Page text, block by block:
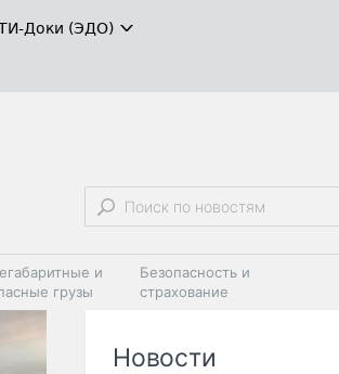
Доки (ЭДО)
и
грузы
Безопасность и
страхование
Новости